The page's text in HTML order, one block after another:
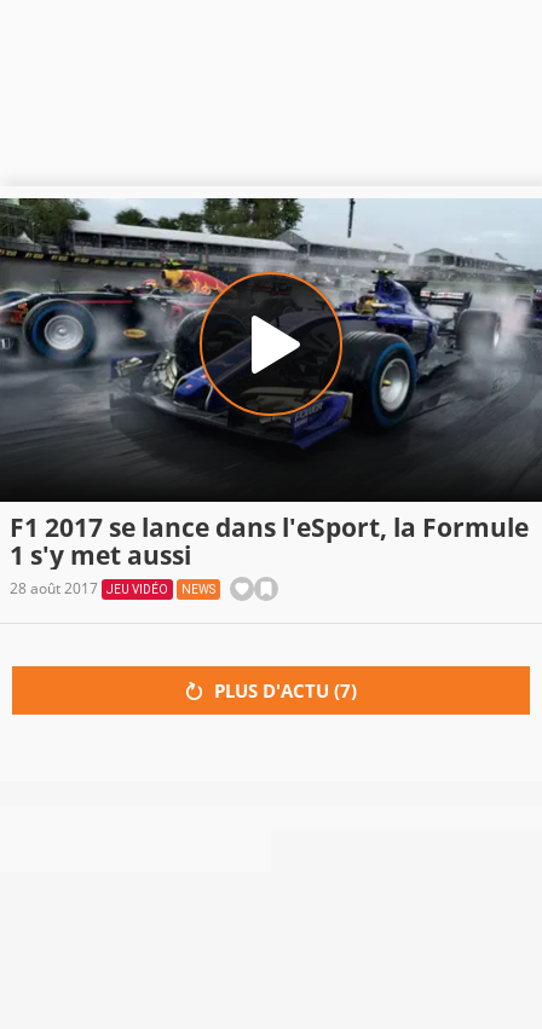
F1 2017 se lance dans l'eSport, la Formule
1 s'y met aussi
28 août 2017 JEU VIDÉO NEWS
PLUS D'ACTU (7)